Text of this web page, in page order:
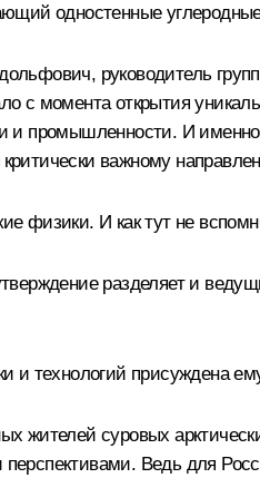
одностенные
руководитель
с момента открытия
и промышленности. И
важному
физики. И как тут не
разделяет и
и технологий присуждена
жителей суровых
Ведь для